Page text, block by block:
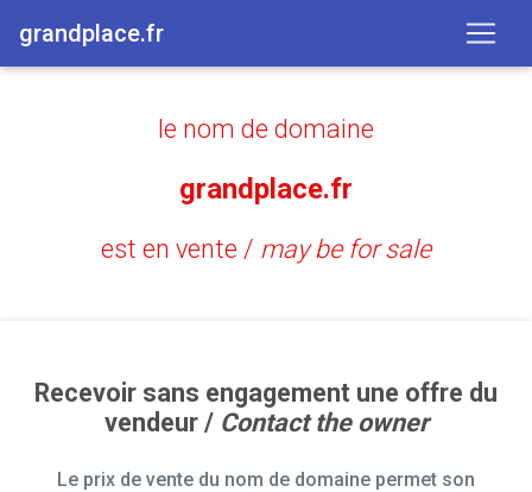
grandplace.fr
le nom de domaine
grandplace.fr
est en vente / may be for sale
Recevoir sans engagement une offre du
vendeur / Contact the owner
Le prix de vente du nom de domaine permet son